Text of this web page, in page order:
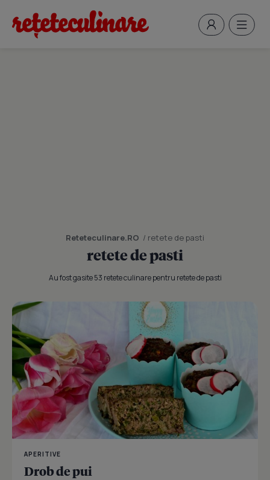
Reteteculinare.RO / retete de pasti
retete de pasti
Au fost gasite 53 retete culinare pentru retete de pasti
APERITIVE
Drob de pui